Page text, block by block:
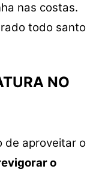
nas costas.
todo santo
NO
de aproveitar o
o